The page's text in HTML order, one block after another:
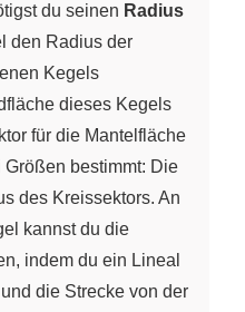
du seinen Radius
den Radius der
Kegels
dieses Kegels
für die Mantelfläche
bestimmt: Die
des Kreissektors. An
kannst du die
indem du ein Lineal
die Strecke von der